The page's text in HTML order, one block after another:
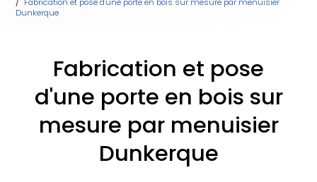
Dunkerque
Fabrication et pose
d'une porte en bois sur
mesure par menuisier
Dunkerque